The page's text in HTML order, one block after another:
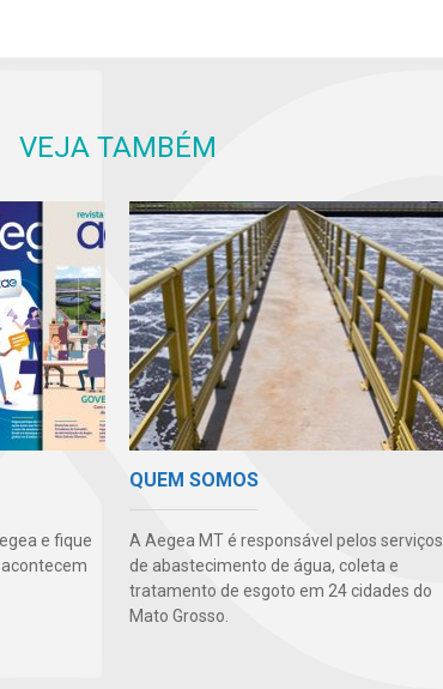
VEJA TAMBÉM
e fique
QUEM SOMOS
A Aegea MT é responsável pelos serviços
de abastecimento de água, coleta e
tratamento de esgoto em 24 cidades do
Mato Grosso.